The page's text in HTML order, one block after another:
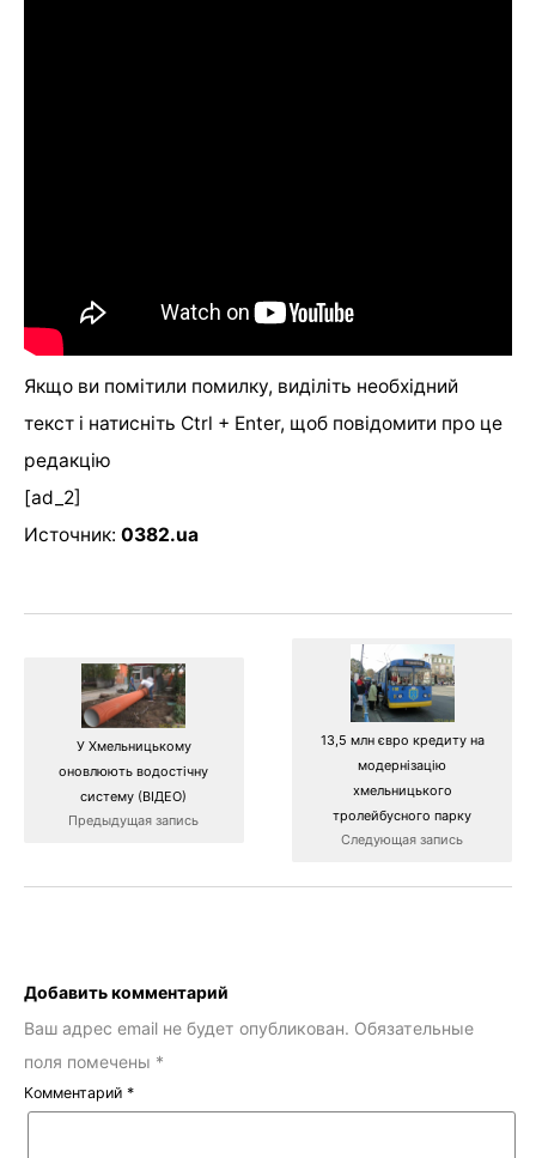
Якщо ви помітили помилку, виділіть необхідний
текст і натисніть Ctrl + Enter, щоб повідомити про це
редакцію
[ad_2]
Источник: 0382.ua
У Хмельницькому
оновлюють водостічну
систему (ВІДЕО)
Предыдущая запись
13,5 млн євро кредиту на
модернізацію
хмельницького
тролейбусного парку
Следующая запись
Добавить комментарий
Ваш адрес email не будет опубликован. Обязательные
поля помечены *
Комментарий *